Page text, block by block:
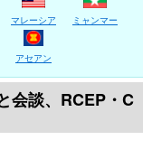
マレーシア ミャンマー
アセアン
会談、RCEP・C